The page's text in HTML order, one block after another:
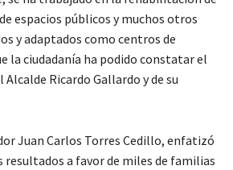
espacios públicos y muchos otros
y adaptados como centros de
la ciudadanía ha podido constatar el
Ricardo Gallardo y de su
Juan Carlos Torres Cedillo, enfatizó
resultados a favor de miles de familias